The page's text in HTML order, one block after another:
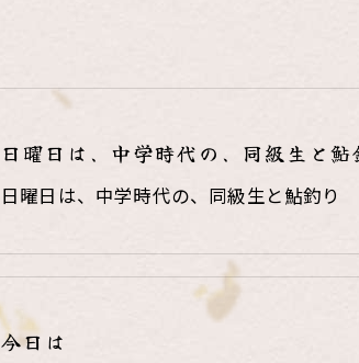
日曜日は、中学時代の、同級生と鮎
日曜日は、中学時代の、同級生と鮎釣り
今日は